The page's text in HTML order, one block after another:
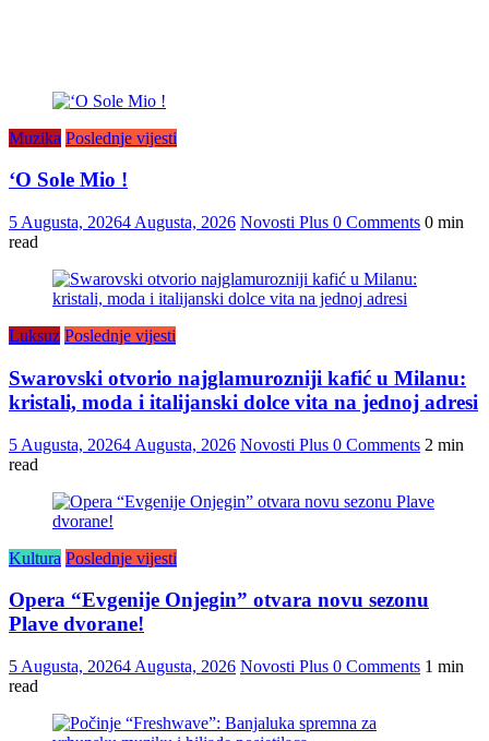
Muzika Poslednje vijesti
‘O Sole Mio !
5 Augusta, 20264 Augusta, 2026 Novosti Plus 0 Comments 0 min
read
Luksuz Poslednje vijesti
Swarovski otvorio najglamurozniji kafić u Milanu:
kristali, moda i italijanski dolce vita na jednoj adresi
5 Augusta, 20264 Augusta, 2026 Novosti Plus 0 Comments 2 min
read
Kultura Poslednje vijesti
Opera “Evgenije Onjegin” otvara novu sezonu
Plave dvorane!
5 Augusta, 20264 Augusta, 2026 Novosti Plus 0 Comments 1 min
read